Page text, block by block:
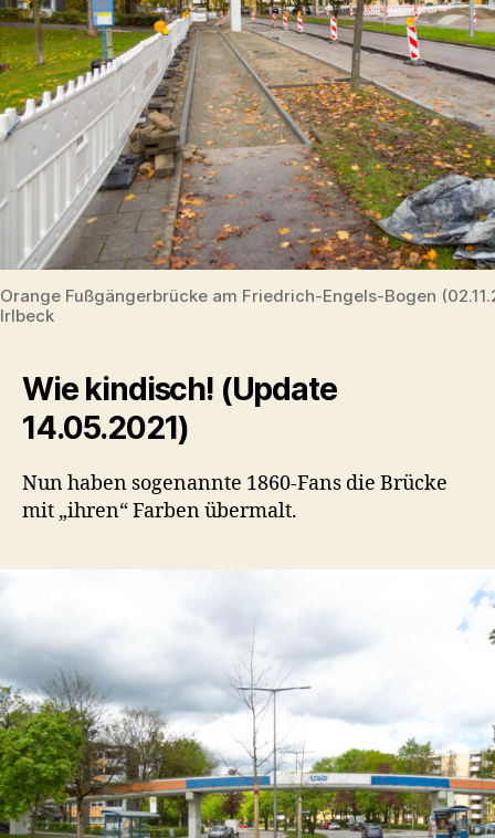
Orange Fußgängerbrücke am Friedrich-Engels-Bogen
Irlbeck
Wie kindisch! (Update
14.05.2021)
Nun haben sogenannte 1860-Fans die Brücke
mit „ihren“ Farben übermalt.